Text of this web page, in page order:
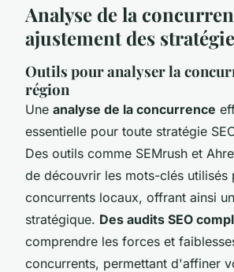
Analyse de la
ajustement des
Outils pour analyser la
région
Une analyse de la concurrence
essentielle pour toute stratégie
Des outils comme SEMrush et
de découvrir les mots-clés utilisés
concurrents locaux, offrant ainsi
stratégique. Des audits SEO
comprendre les forces et
concurrents, permettant d'affiner